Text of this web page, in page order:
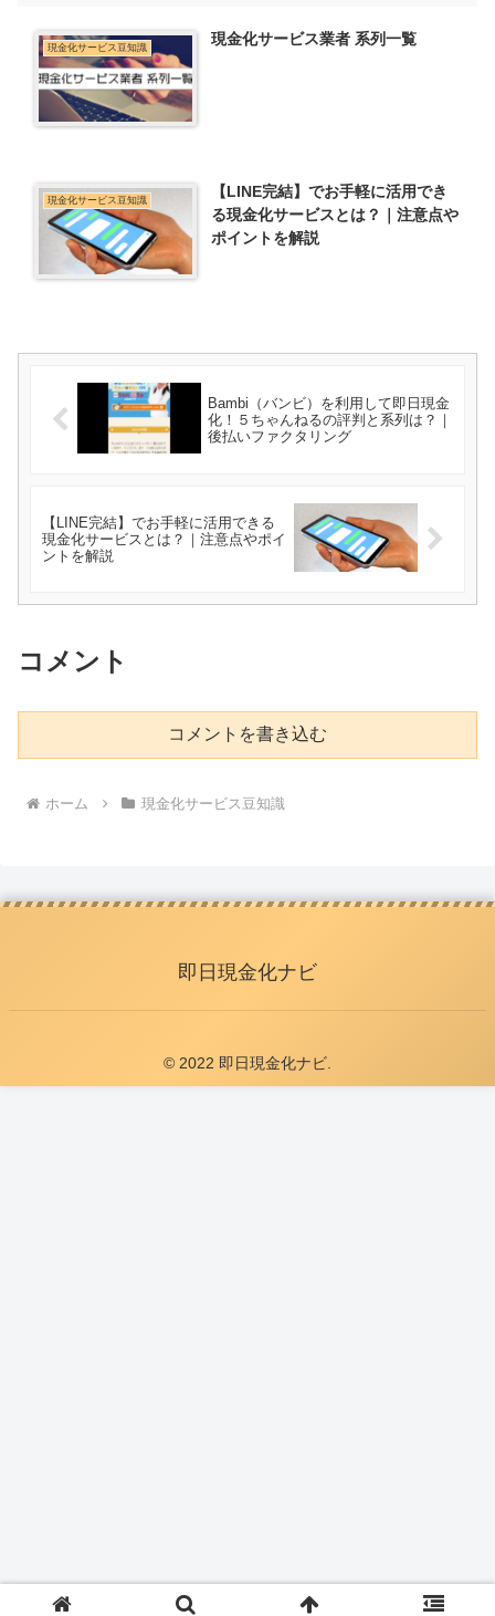
現金化サービス豆知識 現金化サービス業者 系列一覧
現金化サービス豆知識
【LINE完結】でお手軽に活用でき
る現金化サービスとは？｜注意点や
ポイントを解説
Bambi（バンビ）を利用して即日現金
化！５ちゃんねるの評判と系列は？｜
後払いファクタリング
【LINE完結】でお手軽に活用できる
現金化サービスとは？｜注意点やポイ
ントを解説
コメント
コメントを書き込む
ホーム 現金化サービス豆知識
即日現金化ナビ
© 2022 即日現金化ナビ.